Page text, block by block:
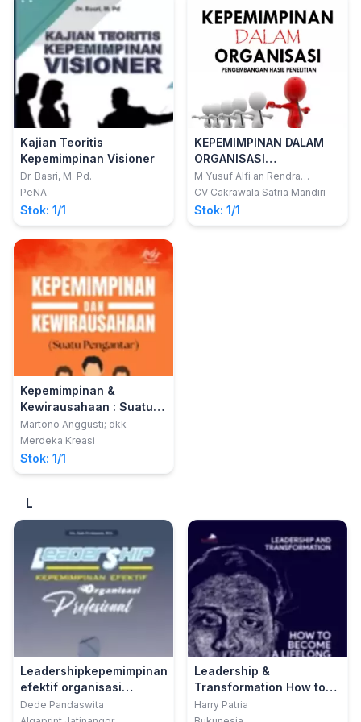
Kajian Teoritis
Kepemimpinan Visioner
Dr. Basri, M. Pd.
PeNA
Stok: 1/1
KEPEMIMPINAN DALAM
ORGANISASI
PENGEMBANGAN HASIL
PENELITIAN
M Yusuf Alfi an Rendra
Anggoro; Diki Budiman
CV Cakrawala Satria Mandiri
Stok: 1/1
Kepemimpinan &
Kewirausahaan : Suatu
Pengantar
Martono Anggusti; dkk
Merdeka Kreasi
Stok: 1/1
L
Leadershipkepemimpinan
efektif organisasi
profesional
Dede Pandaswita
Leadership &
Transformation How to
Become a Lifelong
Learner Amid Disruption
Harry Patria